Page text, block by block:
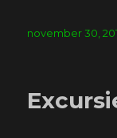
Geplaatst
november 30,